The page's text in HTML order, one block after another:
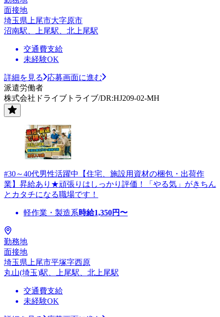
面接地
埼玉県上尾市大字原市
沼南駅、上尾駅、北上尾駅
交通費支給
未経験OK
詳細を見る
応募画面に進む
派遣労働者
株式会社ドライブトライブ/DR:HJ209-02-MH
#30～40代男性活躍中【住宅、施設用資材の梱包・出荷作
業】昇給あり★頑張りはしっかり評価！「やる気」がきちん
とカタチになる職場です！
軽作業・製造系時給1,350円〜
勤務地
面接地
埼玉県上尾市平塚字西原
丸山(埼玉)駅、上尾駅、北上尾駅
交通費支給
未経験OK